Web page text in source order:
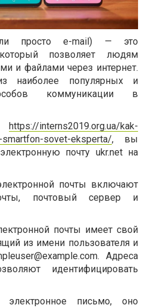
просто e-mail) — это
позволяет людям
и файлами через интернет.
наиболее популярных и
коммуникации в
https://interns2019.org.ua/kak-
smartfon-sovet-eksperta/, вы
почту ukr.net на
почты включают
почтовый сервер и
почты имеет свой
из имени пользователя и
. Адреса
идентифицировать
письмо, оно